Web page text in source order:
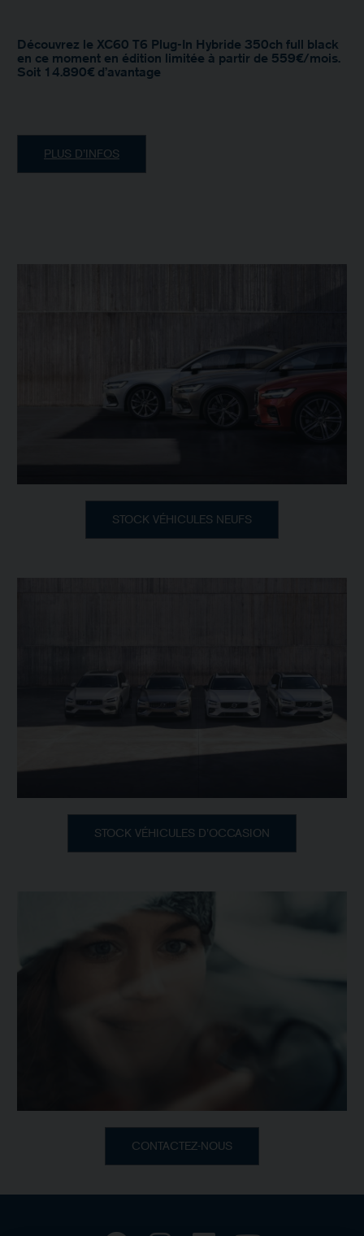
Découvrez le XC60 T6 Plug-In Hybride 350ch full black
en ce moment en édition limitée à partir de 559€/mois.
Soit 14.890€ d’avantage
PLUS D’INFOS
STOCK VÉHICULES NEUFS
STOCK VÉHICULES D’OCCASION
CONTACTEZ-NOUS